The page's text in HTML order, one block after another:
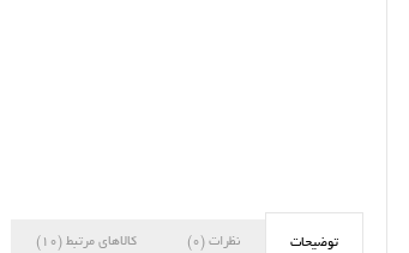
توضیحات نظرات (0) کالاهای مرتبط (10)